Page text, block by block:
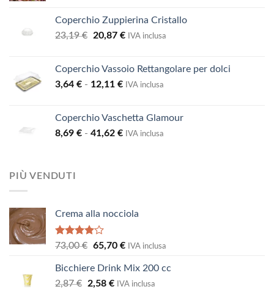
Coperchio Zuppierina Cristallo
23,19€
Il
era:
23,19 €.
20,87 €Il
è:
20,87 €.
IVA inclusa
Coperchio Vassoio Rettangolare per dolci
3,64 € - 12,11 €Fascia
da
3,64 €
IVA inclusa
Coperchio Vaschetta Glamour
8,69 € - 41,62 €Fascia
41,62 €
IVA inclusa
PIÙ VENDUTI
Crema alla nocciola
Valutato
5
73,00€ Il
originale
era:
65,70 €Il
attuale
è:
IVA inclusa
Bicchiere Drink Mix 200 cc
2,87€
Il
2,58 €IlIVA inclusa